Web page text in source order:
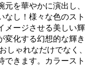
を華やかに演出し、
なし！様々な色のスト
メージさせる美しい輝
変化する幻想的な輝き
しゃれなだけでなく、
できます。カラースト